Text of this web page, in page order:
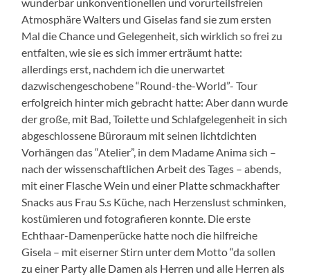
Atmosphäre Walters und Giselas fand sie zum ersten
Mal die Chance und Gelegenheit, sich wirklich so frei zu
entfalten, wie sie es sich immer erträumt hatte:
allerdings erst, nachdem ich die unerwartet
dazwischengeschobene “Round-the-World”- Tour
erfolgreich hinter mich gebracht hatte: Aber dann wurde
der große, mit Bad, Toilette und Schlafgelegenheit in sich
abgeschlossene Büroraum mit seinen lichtdichten
Vorhängen das “Atelier”, in dem Madame Anima sich –
nach der wissenschaftlichen Arbeit des Tages – abends,
mit einer Flasche Wein und einer Platte schmackhafter
Snacks aus Frau S.s Küche, nach Herzenslust schminken,
kostümieren und fotografieren konnte. Die erste
Echthaar-Damenperücke hatte noch die hilfreiche
Gisela – mit eiserner Stirn unter dem Motto “da sollen
zu einer Party alle Damen als Herren und alle Herren als